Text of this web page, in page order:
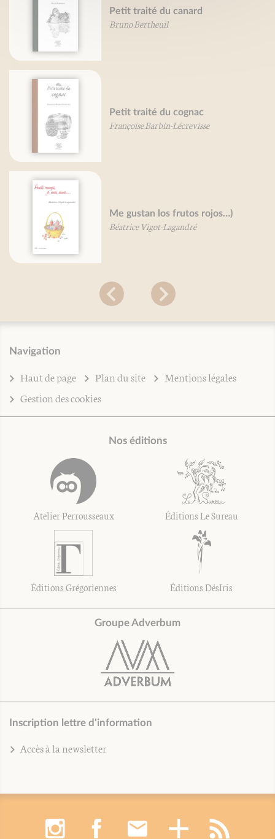
Petit traité du canard
Bruno Bertheuil
Petit traité du cognac
Françoise Barbin-Lécrevisse
Me gustan los frutos rojos…)
Béatrice Vigot-Lagandré
Navigation
Haut de page Plan du site
Mentions légales
Gestion des cookies
Nos éditions
Atelier Perrousseaux Éditions Le Sureau
Éditions Grégoriennes Éditions DésIris
Groupe Adverbum
Inscription lettre d'information
Accès à la newsletter